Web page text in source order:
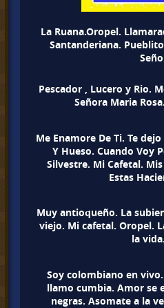
La Ruana.Oropel.
Santanderiana.
Pescador , Lucero y Rio.
Señora Maria
Me Enamore De Ti. Te
Y Hueso. Cuando Voy
Silvestre. Mi Cafetal.
Estas
Muy antioqueño. La
viejo. Mi cafetal. Oropel.
la
Soy colombiano en vivo.
llamo cumbia. Amor se
negras. Asomate a la